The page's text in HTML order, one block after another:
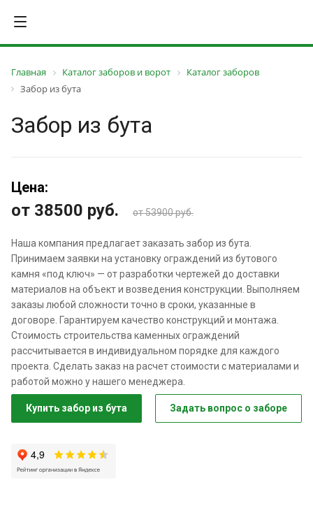
Главная Каталог заборов и ворот
Каталог заборов
Забор из бута
Забор из бута
Цена:
от 38500 руб. от 53900 руб.
Наша компания предлагает заказать забор из бута.
Принимаем заявки на установку ограждений из бутового
камня «под ключ» — от разработки чертежей до доставки
материалов на объект и возведения конструкции. Выполняем
заказы любой сложности точно в сроки, указанные в
договоре. Гарантируем качество конструкций и монтажа.
Стоимость строительства каменных ограждений
рассчитывается в индивидуальном порядке для каждого
проекта. Сделать заказ на расчет стоимости с материалами и
работой можно у нашего менеджера.
Купить забор из бута Задать вопрос о заборе